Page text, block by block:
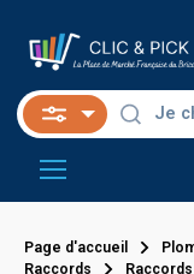
Page d'accueil
Raccords